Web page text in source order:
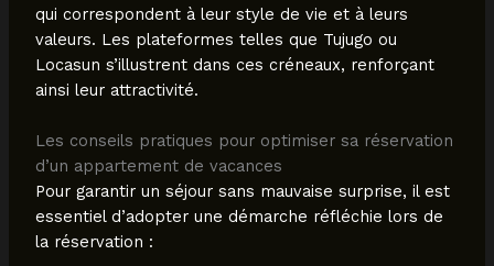
qui correspondent à leur style de vie et à leurs
valeurs. Les plateformes telles que Tujugo ou
Locasun s’illustrent dans ces créneaux, renforçant
ainsi leur attractivité.
Les conseils pratiques pour optimiser sa réservation
d’un appartement de vacances
Pour garantir un séjour sans mauvaise surprise, il est
essentiel d’adopter une démarche réfléchie lors de
la réservation :